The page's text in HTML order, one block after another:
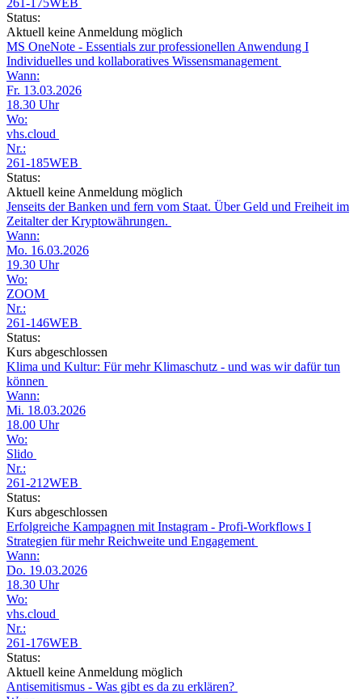
Status:
Aktuell keine Anmeldung möglich
MS OneNote - Essentials zur professionellen Anwendung I
Individuelles und kollaboratives Wissensmanagement
Wann:
Fr. 13.03.2026
18.30 Uhr
Wo:
vhs.cloud
Nr.:
261-185WEB
Status:
Aktuell keine Anmeldung möglich
Jenseits der Banken und fern vom Staat. Über Geld und Freiheit im
Zeitalter der Kryptowährungen.
Wann:
Mo. 16.03.2026
19.30 Uhr
Wo:
ZOOM
Nr.:
261-146WEB
Status:
Kurs abgeschlossen
Klima und Kultur: Für mehr Klimaschutz - und was wir dafür tun
können
Wann:
Mi. 18.03.2026
18.00 Uhr
Wo:
Slido
Nr.:
261-212WEB
Status:
Kurs abgeschlossen
Erfolgreiche Kampagnen mit Instagram - Profi-Workflows I
Strategien für mehr Reichweite und Engagement
Wann:
Do. 19.03.2026
18.30 Uhr
Wo:
vhs.cloud
Nr.:
261-176WEB
Status:
Aktuell keine Anmeldung möglich
Antisemitismus - Was gibt es da zu erklären?